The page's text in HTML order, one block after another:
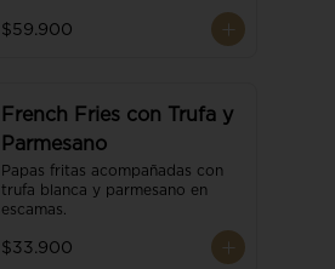
$59.900
French Fries con Trufa y
Parmesano
Papas fritas acompañadas con
trufa blanca y parmesano en
escamas.
$33.900